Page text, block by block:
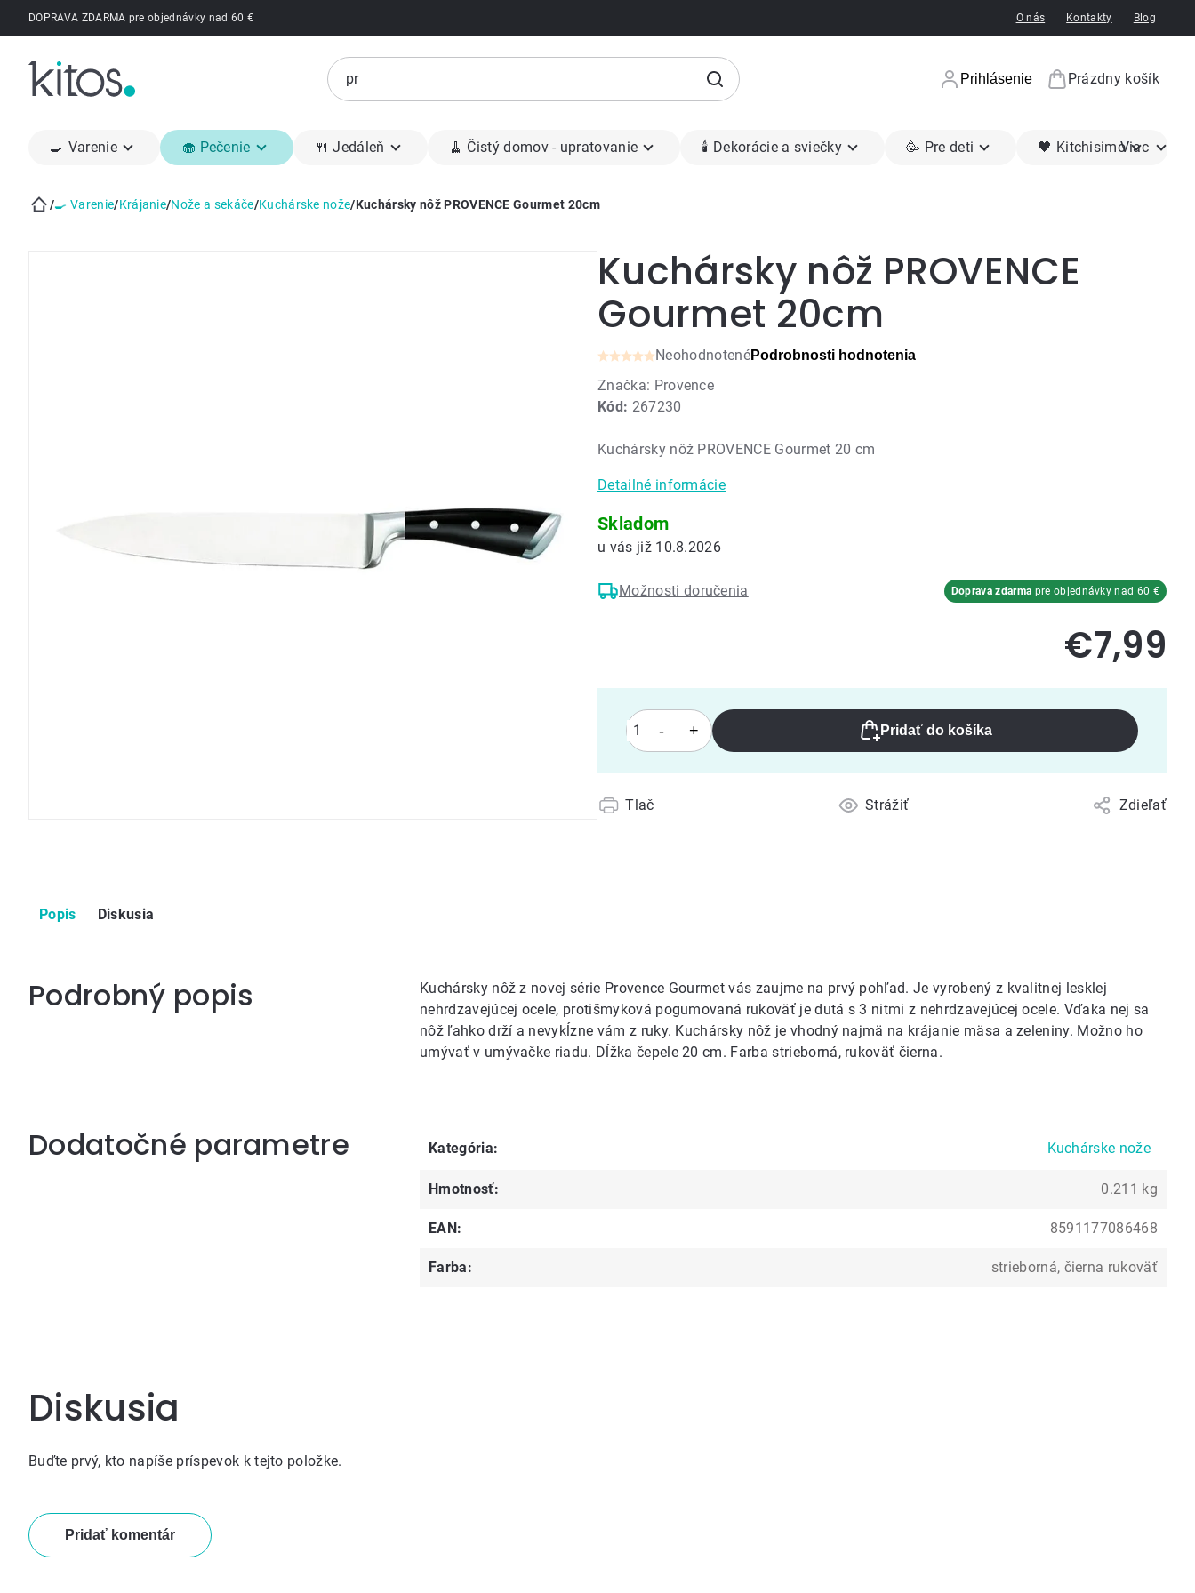
PrejsťDOPRAVA ZDARMA pre objednávky nad 60 € O nás Kontakty Blog
Prihlásenie
Nákupný
Prázdny košík
🍳 Varenie 🧁 Pečenie 🍴 Jedáleň 🧹 Čistý domov - upratovanie 🕯 Dekorácie a sviečky 🥳 Pre deti 🖤 KitchisimoViac
/🍳 Varenie/Krájanie/Nože a sekáče/Kuchárske nože/Kuchársky nôž PROVENCE Gourmet 20cm
Kuchársky nôž PROVENCE
Gourmet 20cm
Kód: 267230
Priemerné
hodnotenie
produktu
0,0
5
hviezdičiek.
NeohodnotenéPodrobnosti hodnotenia
Značka: Provence
Pridať do košíka
Kuchársky nôž PROVENCE Gourmet 20 cm
Detailné informácie
Tlač Strážiť Zdieľať
Skladom
10.8.2026
Možnosti doručenia Doprava zdarma pre objednávky nad 60 €
€7,99
Popis Diskusia
Podrobný popis
Kuchársky nôž z novej série Provence Gourmet vás zaujme na prvý pohľad. Je vyrobený z kvalitnej lesklej
nehrdzavejúcej ocele, protišmyková pogumovaná rukoväť je dutá s 3 nitmi z nehrdzavejúcej ocele. Vďaka nej sa
nôž ľahko drží a nevykĺzne vám z ruky. Kuchársky nôž je vhodný najmä na krájanie mäsa a zeleniny. Možno ho
umývať v umývačke riadu. Dĺžka čepele 20 cm. Farba strieborná, rukoväť čierna.
Dodatočné parametre Kategória: Kuchárske nože
Hmotnosť: 0.211 kg
EAN: 8591177086468
Farba: strieborná, čierna rukoväť
Diskusia
Buďte prvý, kto napíše príspevok k tejto položke.
Pridať komentár